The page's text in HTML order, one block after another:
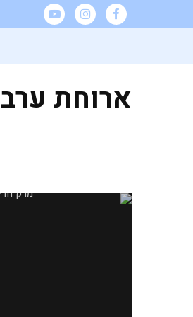
ארוחת ערב